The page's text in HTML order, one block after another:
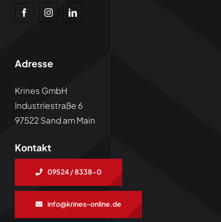
Adresse
Krines GmbH
Industriestraße 6
97522 Sand am Main
Kontakt
09524 / 8338-0
info@krines-online.de